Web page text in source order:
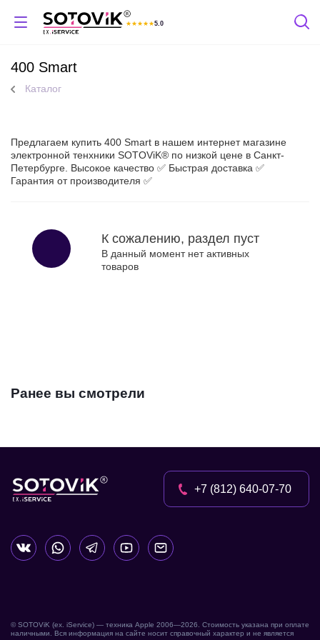
★ ★ ★ ★ ★5.0
Отзывы Яндекс
400 Smart
Каталог
Предлагаем купить 400 Smart в нашем интернет магазине
электронной тенхники SOTOViK® по низкой цене в Санкт-
Петербурге. Высокое качество ✅ Быстрая доставка ✅
Гарантия от производителя ✅
К сожалению, раздел пуст
В данный момент нет активных
товаров
Ранее вы смотрели
+7 (812) 640-07-70
© SOTOViK (ex. iService) — техника Apple 2006—2026. Стоимость указана при оплате
наличными. Вся информация на сайте носит справочный характер и не является